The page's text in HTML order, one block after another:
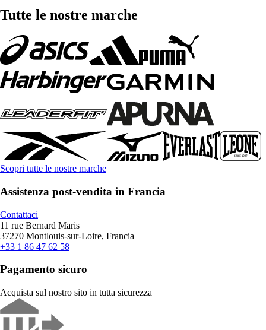
Tutte le nostre marche
Scopri tutte le nostre marche
Assistenza post-vendita in Francia
Contattaci
11 rue Bernard Maris
37270 Montlouis-sur-Loire, Francia
+33 1 86 47 62 58
Pagamento sicuro
Acquista sul nostro sito in tutta sicurezza